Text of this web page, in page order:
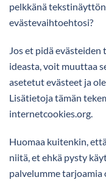
pelkkänä
evästevaihtoehtosi?
Jos et pidä
ideasta, voit muuttaa
asetetut evästeet ja
Lisätietoja tämän
internetcookies.org.
Huomaa kuitenkin,
niitä, et ehkä pysty
palvelumme tarjoamia